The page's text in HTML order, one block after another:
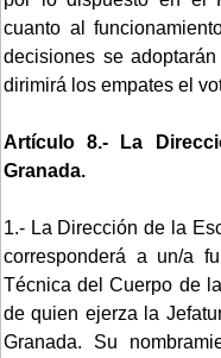
cuanto al
decisiones se
dirimirá los empates el
Artículo 8.- La
Granada.
1.- La Dirección de la
corresponderá a un/a
Técnica del Cuerpo de
de quien ejerza la
Granada. Su